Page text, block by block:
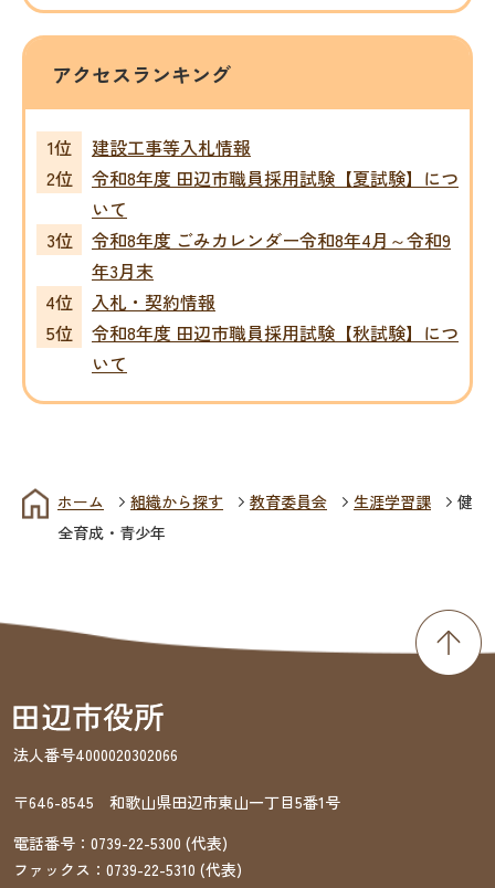
アクセスランキング
建設工事等入札情報
令和8年度 田辺市職員採用試験【夏試験】につ
いて
令和8年度 ごみカレンダー令和8年4月～令和9
年3月末
入札・契約情報
令和8年度 田辺市職員採用試験【秋試験】につ
いて
ホーム 組織から探す 教育委員会 生涯学習課
健
全育成・青少年
法人番号4000020302066
〒646-8545 和歌山県田辺市東山一丁目5番1号
電話番号： 0739-22-5300 (代表)
ファックス： 0739-22-5310 (代表)